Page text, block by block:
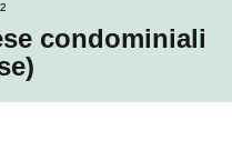
condominiali